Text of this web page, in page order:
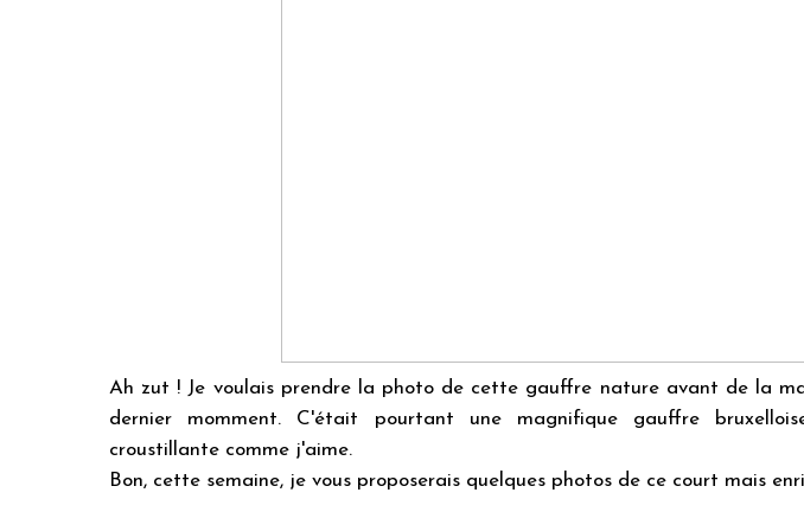
Ah zut ! Je voulais prendre la photo de cette gauffre nature avant de la
dernier momment. C'était pourtant une magnifique gauffre
croustillante comme j'aime.
Bon, cette semaine, je vous proposerais quelques photos de ce court mais